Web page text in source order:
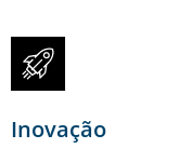
Inovação